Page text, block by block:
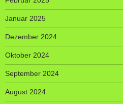
Januar 2025
Dezember 2024
Oktober 2024
September 2024
August 2024